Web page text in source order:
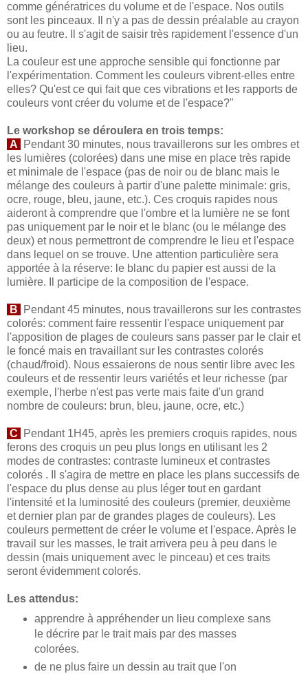
comme génératrices du volume et de l'espace. Nos outils
sont les pinceaux. Il n'y a pas de dessin préalable au crayon
ou au feutre. Il s'agit de saisir très rapidement l'essence d'un
lieu.
La couleur est une approche sensible qui fonctionne par
l'expérimentation. Comment les couleurs vibrent-elles entre
elles? Qu'est ce qui fait que ces vibrations et les rapports de
couleurs vont créer du volume et de l'espace?"
Le workshop se déroulera en trois temps:
A
Pendant 30 minutes, nous travaillerons sur les ombres et
les lumières (colorées) dans une mise en place très rapide
et minimale de l'espace (pas de noir ou de blanc mais le
mélange des couleurs à partir d'une palette minimale: gris,
ocre, rouge, bleu, jaune, etc.). Ces croquis rapides nous
aideront à comprendre que l'ombre et la lumière ne se font
pas uniquement par le noir et le blanc (ou le mélange des
deux) et nous permettront de comprendre le lieu et l'espace
dans lequel on se trouve. Une attention particulière sera
apportée à la réserve: le blanc du papier est aussi de la
lumière. Il participe de la composition de l'espace.
B
Pendant 45 minutes, nous travaillerons sur les contrastes
colorés: comment faire ressentir l'espace uniquement par
l'apposition de plages de couleurs sans passer par le clair et
le foncé mais en travaillant sur les contrastes colorés
(chaud/froid). Nous essaierons de nous sentir libre avec les
couleurs et de ressentir leurs variétés et leur richesse (par
exemple, l'herbe n'est pas verte mais faite d'un grand
nombre de couleurs: brun, bleu, jaune, ocre, etc.)
C
Pendant 1H45, après les premiers croquis rapides, nous
ferons des croquis un peu plus longs en utilisant les 2
modes de contrastes: contraste lumineux et contrastes
colorés . Il s'agira de mettre en place les plans successifs de
l'espace du plus dense au plus léger tout en gardant
l'intensité et la luminosité des couleurs (premier, deuxième
et dernier plan par de grandes plages de couleurs). Les
couleurs permettent de créer le volume et l'espace. Après le
travail sur les masses, le trait arrivera peu à peu dans le
dessin (mais uniquement avec le pinceau) et ces traits
seront évidemment colorés.
Les attendus:
apprendre à appréhender un lieu complexe sans
le décrire par le trait mais par des masses
colorées.
de ne plus faire un dessin au trait que l'on